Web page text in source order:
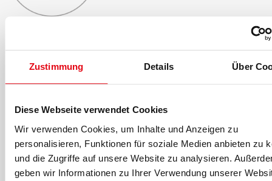
Zustimmung Details Über
Diese Webseite verwendet Cookies
Wir verwenden Cookies, um Inhalte und Anzeigen zu
personalisieren, Funktionen für soziale Medien anbieten zu
und die Zugriffe auf unsere Website zu analysieren.
geben wir Informationen zu Ihrer Verwendung unserer
Marktanalysen und aktuellen Trends versorgt sie ihre
Leserschaft über Print- und Online-Kanäle mit relevanten